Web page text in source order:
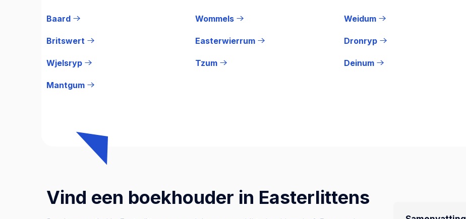
Baard
Britswert
Wjelsryp
Mantgum
Wommels
Easterwierrum
Tzum
Weidum
Dronryp
Deinum
Vind een boekhouder in Easterlittens